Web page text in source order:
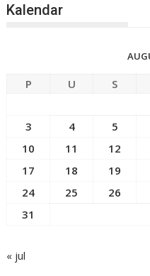
Kalendar
P U S
3
4 5
10
11 12
17
18 19
24
25 26
31
« jul